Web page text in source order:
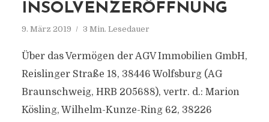
INSOLVENZERÖFFNUNG
9. März 2019 3 Min. Lesedauer
Über das Vermögen der AGV Immobilien GmbH,
Reislinger Straße 18, 38446 Wolfsburg (AG
Braunschweig, HRB 205688), vertr. d.: Marion
Kösling, Wilhelm-Kunze-Ring 62, 38226